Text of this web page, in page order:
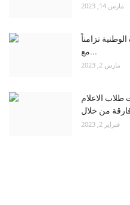
مارس 14, 2023
تزامناً
مع...
مارس 2, 2023
طلاب الاعلام
فبراير 2, 2023